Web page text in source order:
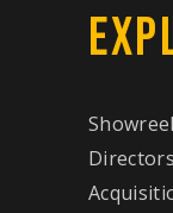
Showreel
Directors